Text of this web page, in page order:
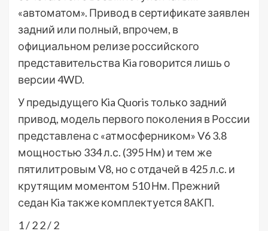
«автоматом». Привод в сертификате заявлен
задний или полный, впрочем, в
официальном релизе российского
представительства Kia говорится лишь о
версии 4WD.
У предыдущего Kia Quoris только задний
привод, модель первого поколения в России
представлена с «атмосферником» V6 3.8
мощностью 334 л.с. (395 Нм) и тем же
пятилитровым V8, но с отдачей в 425 л.с. и
крутящим моментом 510 Нм. Прежний
седан Kia также комплектуется 8АКП.
1/ 22/ 2